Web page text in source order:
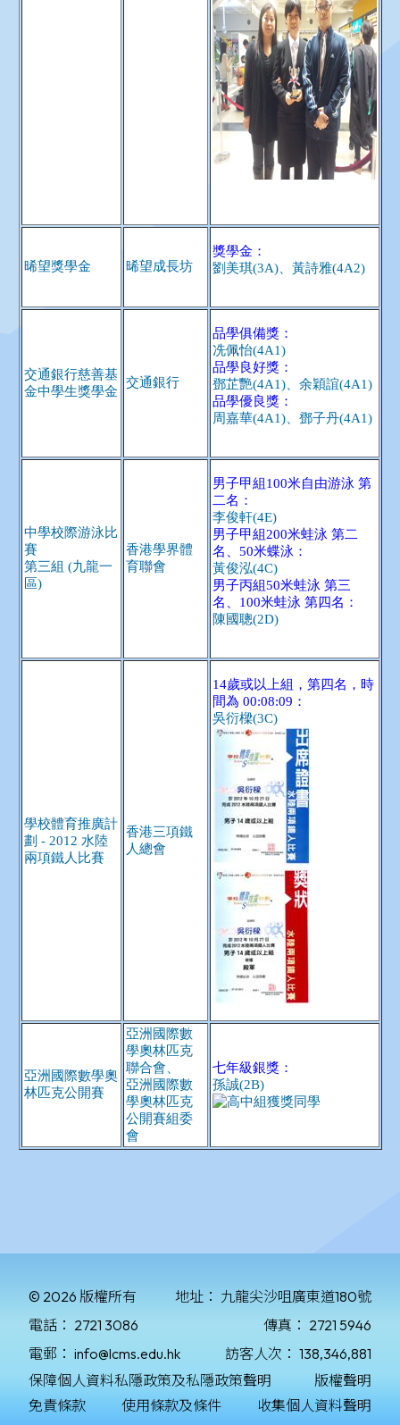
© 2026 版權所有 地址： 九龍尖沙咀廣東道180號
電話： 2721 3086 傳真： 2721 5946
電郵： info@lcms.edu.hk 訪客人次： 138,346,881
保障個人資料私隱政策及私隱政策聲明
版權聲明
免責條款
使用條款及條件 收集個人資料聲明